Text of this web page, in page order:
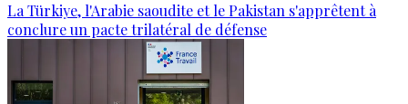
La Türkiye, l'Arabie saoudite et le Pakistan s'apprêtent à
conclure un pacte trilatéral de défense